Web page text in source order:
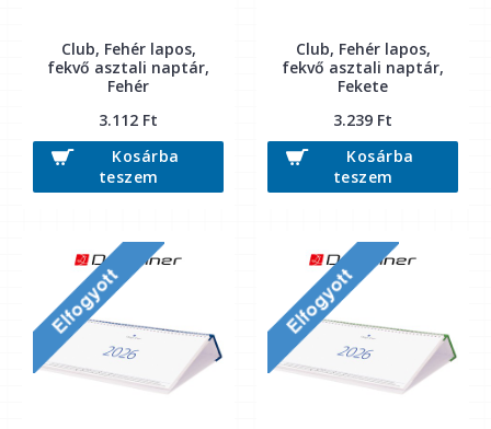
Club, Fehér lapos,
fekvő asztali naptár,
Fehér
3.112 Ft
Kosárba
teszem
Club, Fehér lapos,
fekvő asztali naptár,
Fekete
3.239 Ft
Kosárba
teszem